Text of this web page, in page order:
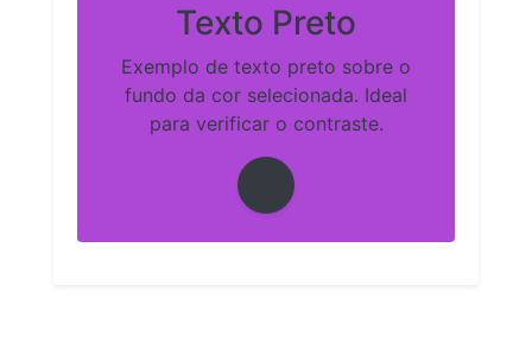
Texto Preto
Exemplo de texto preto sobre o
fundo da cor selecionada. Ideal
para verificar o contraste.